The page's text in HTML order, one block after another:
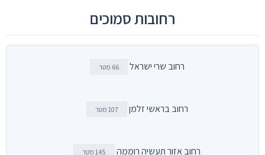
רחובות סמוכים
רחוב שרי ישראל 66 מטר
רחוב בראשי זלמן 107 מטר
רחוב אזור תעשיה רוממה 145 מטר